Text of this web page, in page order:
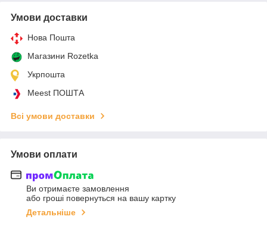
Умови доставки
Нова Пошта
Магазини Rozetka
Укрпошта
Meest ПОШТА
Всі умови доставки
Умови оплати
Ви отримаєте замовлення
або гроші повернуться на вашу картку
Детальніше